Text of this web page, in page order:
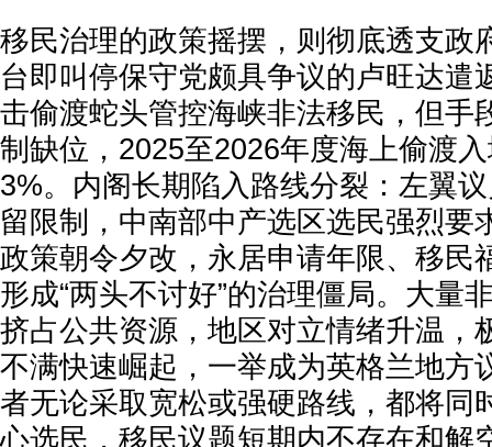
移民治理的政策摇摆，则彻底透支政
台即叫停保守党颇具争议的卢旺达遣
击偷渡蛇头管控海峡非法移民，但手
制缺位，2025至2026年度海上偷渡
3%。内阁长期陷入路线分裂：左翼
留限制，中南部中产选区选民强烈要
政策朝令夕改，永居申请年限、移民
形成“两头不讨好”的治理僵局。大量
挤占公共资源，地区对立情绪升温，
不满快速崛起，一举成为英格兰地方
者无论采取宽松或强硬路线，都将同
心选民，移民议题短期内不存在和解